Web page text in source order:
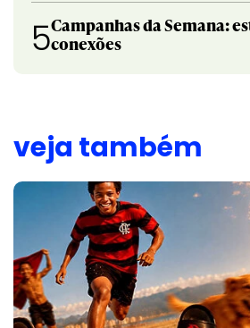
5Campanhas da Semana:
conexões
veja também